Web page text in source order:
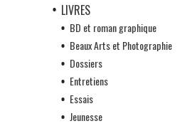
LIVRES
BD et roman graphique
Beaux Arts et Photographie
Dossiers
Entretiens
Essais
Jeunesse